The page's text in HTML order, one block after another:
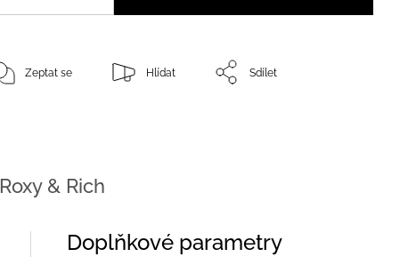
Zeptat se Hlídat Sdílet
Roxy & Rich
Doplňkové parametry